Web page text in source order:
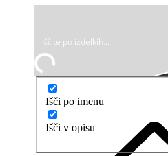
Išči po imenu
Išči v opisu